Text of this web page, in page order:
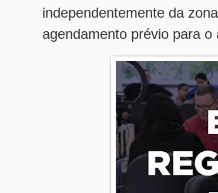
independentemente da
agendamento prévio para